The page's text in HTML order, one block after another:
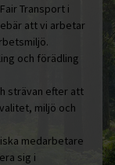
Transport i
att vi arbetar
och förädling
strävan efter att
miljö och
medarbetare
sig i